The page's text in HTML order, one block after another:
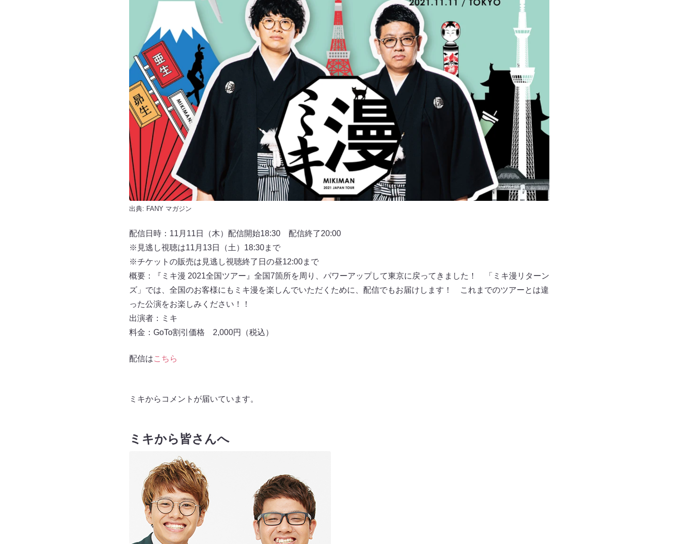
出典: FANY マガジン
配信日時：11月11日（木）配信開始18:30 配信終了20:00
※見逃し視聴は11月13日（土）18:30まで
※チケットの販売は見逃し視聴終了日の昼12:00まで
概要：『ミキ漫 2021全国ツアー』全国7箇所を周り、パワーアップして東京に戻ってきました！ 「ミキ漫リターン
ズ」では、全国のお客様にもミキ漫を楽しんでいただくために、配信でもお届けします！ これまでのツアーとは違
った公演をお楽しみください！！
出演者：ミキ
料金：GoTo割引価格 2,000円（税込）
配信はこちら
ミキからコメントが届いています。
ミキから皆さんへ